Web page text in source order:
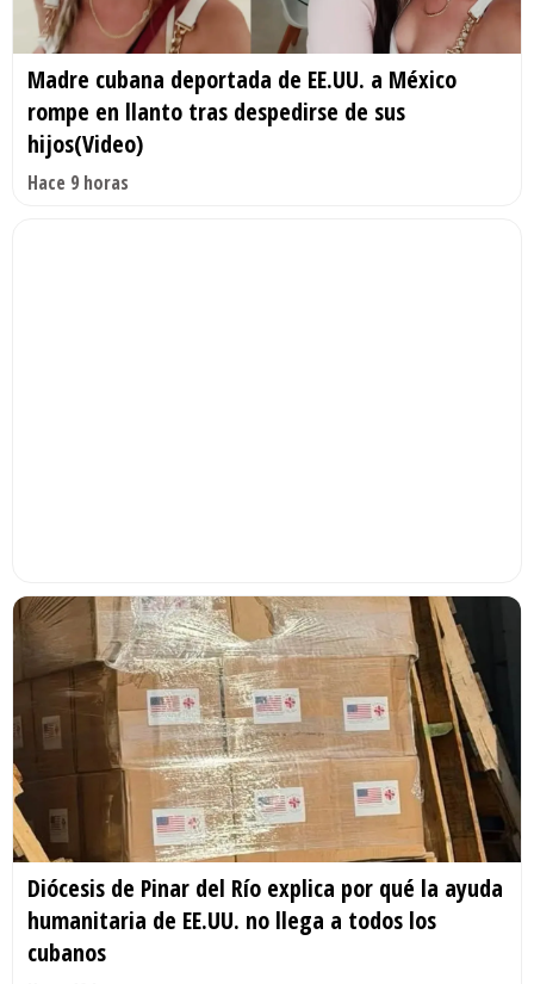
Madre cubana deportada de EE.UU. a México
rompe en llanto tras despedirse de sus
hijos(Video)
Hace 9 horas
Diócesis de Pinar del Río explica por qué la ayuda
humanitaria de EE.UU. no llega a todos los
cubanos